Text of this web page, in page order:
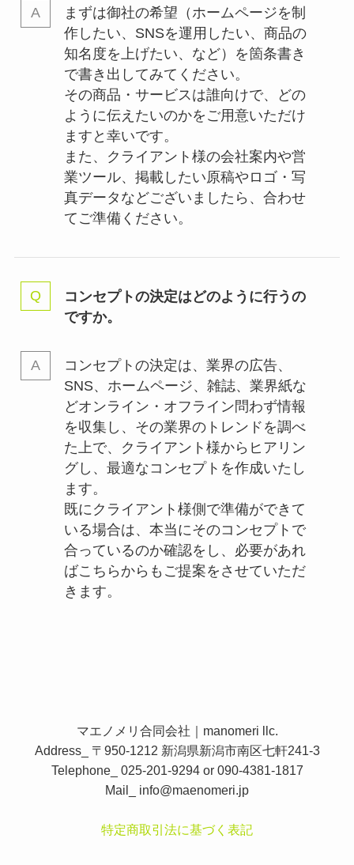
まずは御社の希望（ホームページを制
作したい、SNSを運用したい、商品の
知名度を上げたい、など）を箇条書き
で書き出してみてください。
その商品・サービスは誰向けで、どの
ように伝えたいのかをご用意いただけ
ますと幸いです。
また、クライアント様の会社案内や営
業ツール、掲載したい原稿やロゴ・写
真データなどございましたら、合わせ
てご準備ください。
コンセプトの決定はどのように行うの
ですか。
コンセプトの決定は、業界の広告、
SNS、ホームページ、雑誌、業界紙な
どオンライン・オフライン問わず情報
を収集し、その業界のトレンドを調べ
た上で、クライアント様からヒアリン
グし、最適なコンセプトを作成いたし
ます。
既にクライアント様側で準備ができて
いる場合は、本当にそのコンセプトで
合っているのか確認をし、必要があれ
ばこちらからもご提案をさせていただ
きます。
マエノメリ合同会社｜manomeri llc.
Address_ 〒950-1212 新潟県新潟市南区七軒241-3
Telephone_ 025-201-9294 or 090-4381-1817
Mail_ info@maenomeri.jp
特定商取引法に基づく表記